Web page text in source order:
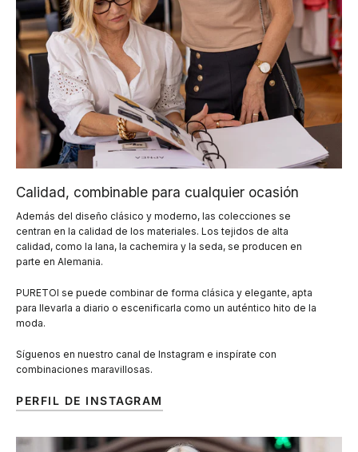
Calidad, combinable para cualquier ocasión
Además del diseño clásico y moderno, las colecciones se
centran en la calidad de los materiales. Los tejidos de alta
calidad, como la lana, la cachemira y la seda, se producen en
parte en Alemania.
PURETOI se puede combinar de forma clásica y elegante, apta
para llevarla a diario o escenificarla como un auténtico hito de la
moda.
Síguenos en nuestro canal de Instagram e inspírate con
combinaciones maravillosas.
PERFIL DE INSTAGRAM